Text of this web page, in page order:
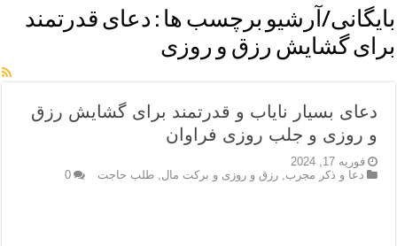
دعای مشکل گشا برای رفع فقر – ذکرهای روزی‌ بخش
معجزات دعای یا من اظهر الجمیل – دعای یا من اظهر الجمیل برای
مهم ترین اذکار الهی و فضیلت آن ها – ذکر مخصوص مستجاب الدعوه
دعا برای ترس بچه ها در خواب – دعای ترس و بی خوابی کودکان
نماز حاجت برای کار گشایی- دعای رفع مشکلات و طلب حاجت
دعای رفع فقر و طلب رزق و روزی – آیه‌ جلب ثروت و برکت مال
بایگانی/آرشیو برچسب ها : دعای قدرتمند
برای گشایش رزق و روزی
دعای بسیار نایاب و قدرتمند برای گشایش رزق
و روزی و جلب روزی فراوان
فوریه 17, 2024
دعا و ذکر مجرب ,رزق و روزی و برکت مال ,طلب حاجت 0